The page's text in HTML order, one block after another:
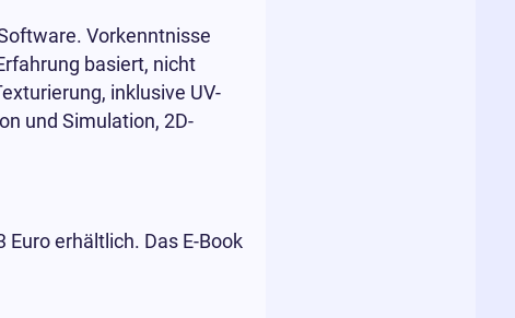
Vorkenntnisse
basiert, nicht
inklusive UV-
und Simulation, 2D-
erhältlich. Das E-Book